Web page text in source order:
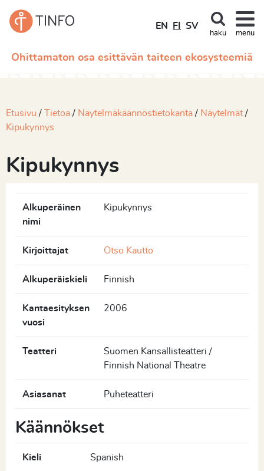
Ohittamaton osa esittävän taiteen ekosysteemiä
EN FI SV
haku menu
Etusivu Tietoa Näytelmäkäännöstietokanta
Näytelmät
Kipukynnys
Kipukynnys
Alkuperäinen
nimi
Kipukynnys
Kirjoittajat Otso Kautto
Alkuperäiskieli Finnish
Kantaesityksen
vuosi
2006
Teatteri
Suomen Kansallisteatteri /
Finnish National Theatre
Asiasanat Puheteatteri
Käännökset
Kieli Spanish